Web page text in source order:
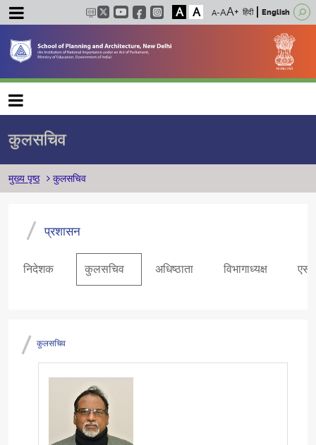
A A हिंदी English
Main navigation
कुलसचिव
पग चिन्ह
मुख्य पृष्ठ कुलसचिव
प्रशासन
निदेशक कुलसचिव अधिष्ठाता विभागाध्यक्ष
कुलसचिव